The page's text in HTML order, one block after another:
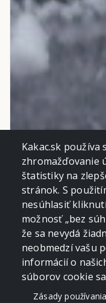
Kakac.sk používa
zhromažďovanie
štatistiky na
stránok. S
nesúhlasiť
možnosť „bez
že sa nevydá
neobmedzí vašu
informácií o
súborov cookie
Zásady